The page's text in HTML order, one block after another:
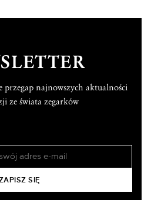
przegap najnowszych aktualności
ze świata zegarków